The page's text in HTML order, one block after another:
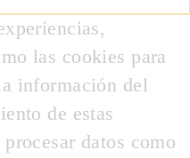
las cookies para
información del
de estas
datos como